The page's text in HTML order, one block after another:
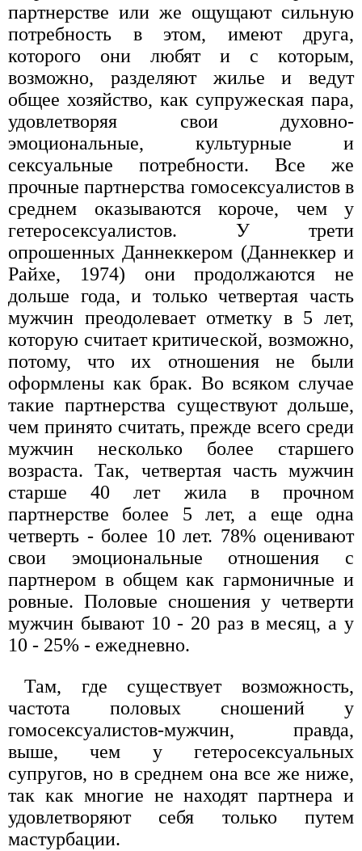
партнерстве или же ощущают сильную
потребность в этом, имеют друга,
которого они любят и с которым,
возможно, разделяют жилье и ведут
общее хозяйство, как супружеская пара,
удовлетворяя свои духовно-
эмоциональные, культурные и
сексуальные потребности. Все же
прочные партнерства гомосексуалистов в
среднем оказываются короче, чем у
гетеросексуалистов. У трети
опрошенных Даннеккером (Даннеккер и
Райхе, 1974) они продолжаются не
дольше года, и только четвертая часть
мужчин преодолевает отметку в 5 лет,
которую считает критической, возможно,
потому, что их отношения не были
оформлены как брак. Во всяком случае
такие партнерства существуют дольше,
чем принято считать, прежде всего среди
мужчин несколько более старшего
возраста. Так, четвертая часть мужчин
старше 40 лет жила в прочном
партнерстве более 5 лет, а еще одна
четверть - более 10 лет. 78% оценивают
свои эмоциональные отношения с
партнером в общем как гармоничные и
ровные. Половые сношения у четверти
мужчин бывают 10 - 20 раз в месяц, а у
10 - 25% - ежедневно.
Там, где существует возможность,
частота половых сношений у
гомосексуалистов-мужчин, правда,
выше, чем у гетеросексуальных
супругов, но в среднем она все же ниже,
так как многие не находят партнера и
удовлетворяют себя только путем
мастурбации.